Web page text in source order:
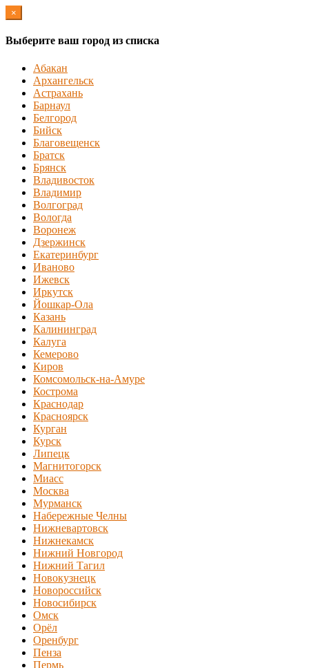
×
Выберите ваш город из списка
Абакан
Архангельск
Астрахань
Барнаул
Белгород
Бийск
Благовещенск
Братск
Брянск
Владивосток
Владимир
Волгоград
Вологда
Воронеж
Дзержинск
Екатеринбург
Иваново
Ижевск
Иркутск
Йошкар-Ола
Казань
Калининград
Калуга
Кемерово
Киров
Комсомольск-на-Амуре
Кострома
Краснодар
Красноярск
Курган
Курск
Липецк
Магнитогорск
Миасс
Москва
Мурманск
Набережные Челны
Нижневартовск
Нижнекамск
Нижний Новгород
Нижний Тагил
Новокузнецк
Новороссийск
Новосибирск
Омск
Орёл
Оренбург
Пенза
Пермь